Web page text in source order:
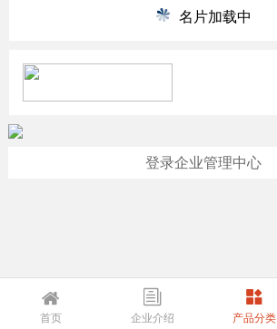
名片加载中
登录企业管理中心
首页 企业介绍 产品分类